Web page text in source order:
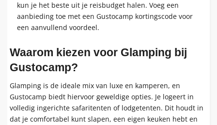
kun je het beste uit je reisbudget halen. Voeg een
aanbieding toe met een Gustocamp kortingscode voor
een aanvullend voordeel.
Waarom kiezen voor Glamping bij
Gustocamp?
Glamping is de ideale mix van luxe en kamperen, en
Gustocamp biedt hiervoor geweldige opties. Je logeert in
volledig ingerichte safaritenten of lodgetenten. Dit houdt in
dat je comfortabel kunt slapen, een eigen keuken hebt en